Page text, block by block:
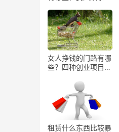
女人挣钱的门路有哪
些？四种创业项目推
租赁什么东西比较暴